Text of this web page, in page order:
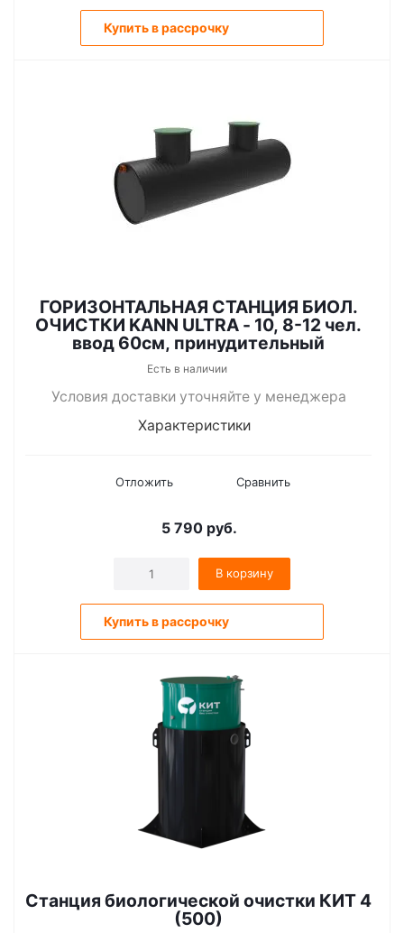
Купить в рассрочку
ГОРИЗОНТАЛЬНАЯ СТАНЦИЯ БИОЛ.
ОЧИСТКИ KANN ULTRA - 10, 8-12 чел.
ввод 60см, принудительный
Есть в наличии
Условия доставки уточняйте у менеджера
Характеристики
Отложить Сравнить
5 790руб.
В корзину
Купить в рассрочку
Станция биологической очистки КИТ 4
(500)